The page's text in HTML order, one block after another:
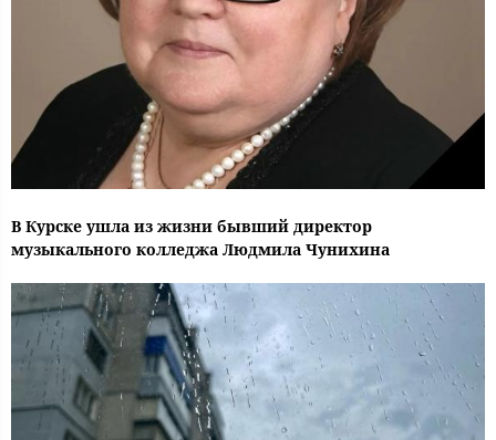
В Курске ушла из жизни бывший директор
музыкального колледжа Людмила Чунихина